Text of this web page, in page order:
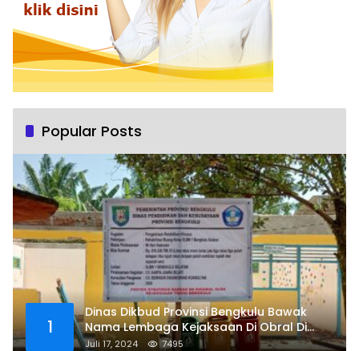
Popular Posts
1
Dinas Dikbud Provinsi Bengkulu Bawak
Nama Lembaga Kejaksaan Di Obral Di
Papan Nama Proyek, Ada Apa?
Juli 17, 2024 7495